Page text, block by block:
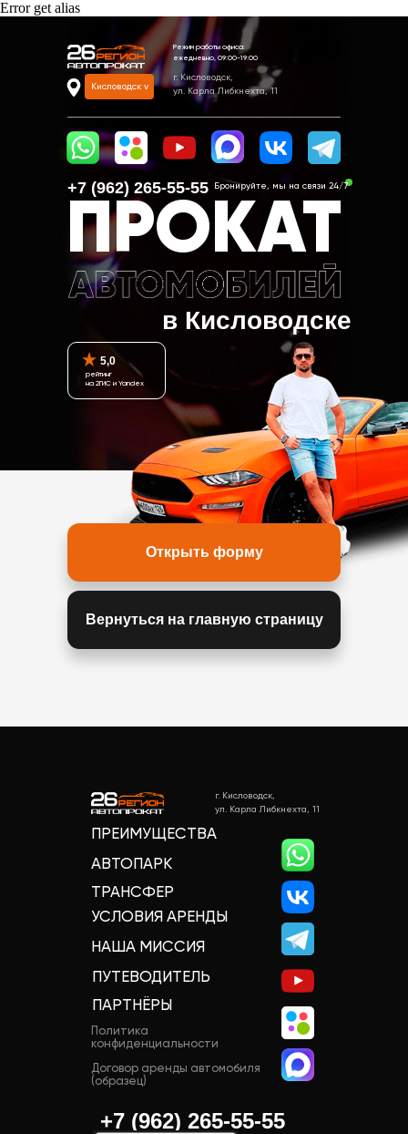
Error get alias
Бронируйте, мы на связи 24/7
ПРОКАТ
Открыть форму
Вернуться на главную страницу
в Кисловодске
г. Кисловодск,
ул. Карла Либкнехта, 11
Режим работы офиса:
ежедневно, 09:00-19:00
Кисловодск v
5,0
рейтинг
на 2ГИС и Yandex
+7 (962) 265-55-55‬
г. Кисловодск,
ул. Карла Либкнехта, 11
ПРЕИМУЩЕСТВА
ТРАНСФЕР
АВТОПАРК
УСЛОВИЯ АРЕНДЫ
ПУТЕВОДИТЕЛЬ
НАША МИССИЯ
Политика
конфиденциальности
Договор аренды автомобиля
(образец)
ПАРТНЁРЫ
+7 (962) 265-55-55‬